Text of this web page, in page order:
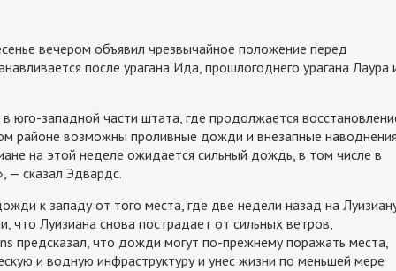
вечером объявил чрезвычайное положение перед
после урагана Ида, прошлогоднего урагана Лаура
юго-западной части штата, где продолжается
районе возможны проливные дожди и внезапные
на этой неделе ожидается сильный дождь, в том числе в
— сказал Эдвардс.
к западу от того места, где две недели назад на
что Луизиана снова пострадает от сильных ветров,
предсказал, что дожди могут по-прежнему поражать места,
и водную инфраструктуру и унес жизни по меньшей мере